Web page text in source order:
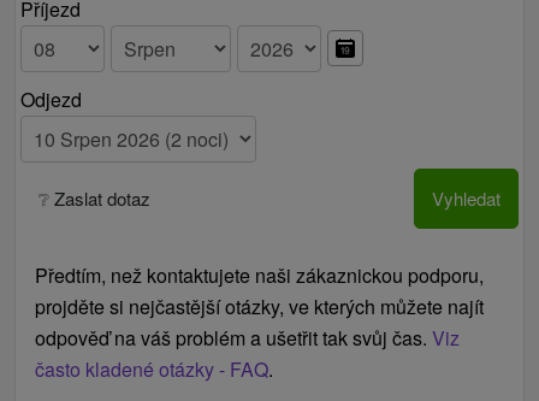
Příjezd
Odjezd
❔ Zaslat dotaz Vyhledat
Předtím, než kontaktujete naši zákaznickou podporu,
projděte si nejčastější otázky, ve kterých můžete najít
odpověď na váš problém a ušetřit tak svůj čas. Viz
často kladené otázky - FAQ.